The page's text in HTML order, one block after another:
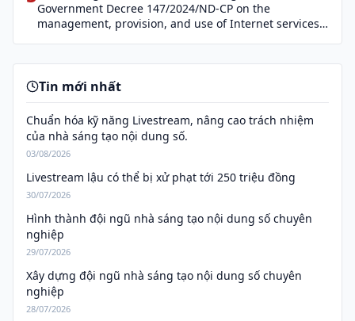
Government Decree 147/2024/ND-CP on the
management, provision, and use of Internet services
Tin mới nhất
Chuẩn hóa kỹ năng Livestream, nâng cao trách nhiệm
của nhà sáng tạo nội dung số.
03/08/2026
Livestream lậu có thể bị xử phạt tới 250 triệu đồng
30/07/2026
Hình thành đội ngũ nhà sáng tạo nội dung số chuyên
nghiệp
29/07/2026
Xây dựng đội ngũ nhà sáng tạo nội dung số chuyên
nghiệp
28/07/2026